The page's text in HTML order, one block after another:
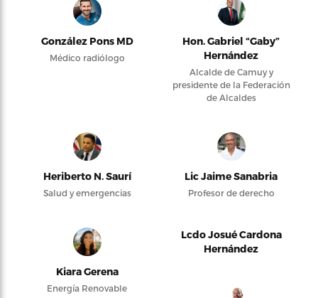
González Pons MD
Médico radiólogo
Hon. Gabriel “Gaby”
Hernández
Alcalde de Camuy y
presidente de la Federación
de Alcaldes
Heriberto N. Saurí
Salud y emergencias
Lic Jaime Sanabria
Profesor de derecho
Kiara Gerena
Energía Renovable
Lcdo Josué Cardona
Hernández